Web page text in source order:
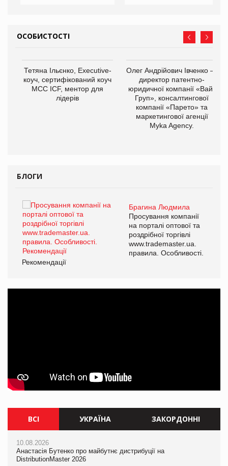
ОСОБИСТОСТІ
Тетяна Ільєнко, Executive-
коуч, сертифікований коуч
МСС ICF, ментор для
лідерів
Олег Андрійович Івченко —
директор патентно-
юридичної компанії «Вайз
Груп», консалтингової
компанії «Парето» та
маркетингової агенції
Myka Agency.
БЛОГИ
Брагина Людмила
Просування компанії
на порталі оптової та
роздрібної торгівлі
www.trademaster.ua.
правила. Особливості.
Рекомендації
ВСІ УКРАЇНА ЗАКОРДОННІ
10.08.2026
Анастасія Бутенко про майбутнє дистрибуції на
DistributionMaster 2026
10.08.2026
Анастасія Бутенко про майбутнє дистрибуції на
DistributionMaster 2026
10.08.2026
Mattel присвятила Barbie Вітні Х'юстон